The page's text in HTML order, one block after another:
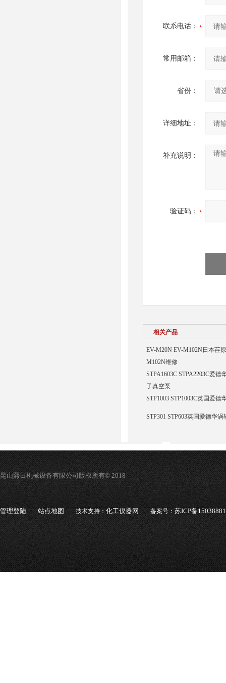
联系电话：
常用邮箱：
省份：
详细地址：
补充说明：
验证码：
相关产品
EV-M20N EV-M102N日本荏
M102N维修
STPA1603C STPA2203C爱德
子真空泵
STP1003 STP1003C英国爱德
STP301 STP603英国爱德华
昆山熙日机械设备有限公司版权所有© 2018
管理登陆 站点地图 技术支持：化工仪器网 备案号：苏ICP备